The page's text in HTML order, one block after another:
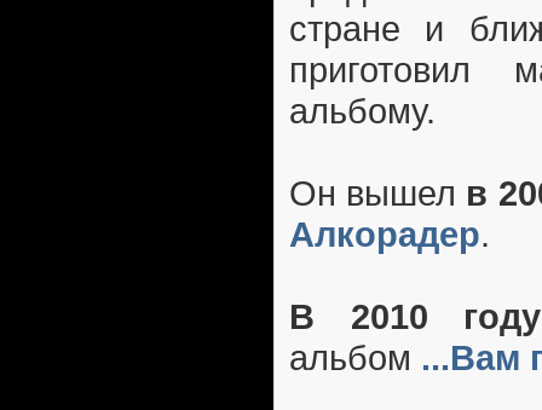
стране и
приготовил
альбому.
Он вышел в
Алкорадер.
В 2010 году
альбом ...Вам